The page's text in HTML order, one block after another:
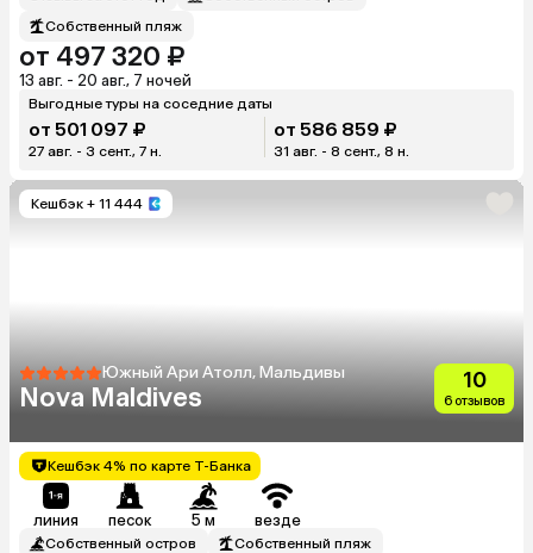
Собственный пляж
от 497 320 ₽
13 авг. - 20 авг., 7 ночей
Выгодные туры на соседние даты
от 501 097 ₽
27 авг. - 3 сент., 7 н.
от 586 859 ₽
31 авг. - 8 сент., 8 н.
Кешбэк + 11 444
Южный Ари Атолл, Мальдивы
Nova Maldives
10
6 отзывов
Кешбэк 4% по карте Т-Банка
линия песок 5 м везде
Собственный остров Собственный пляж